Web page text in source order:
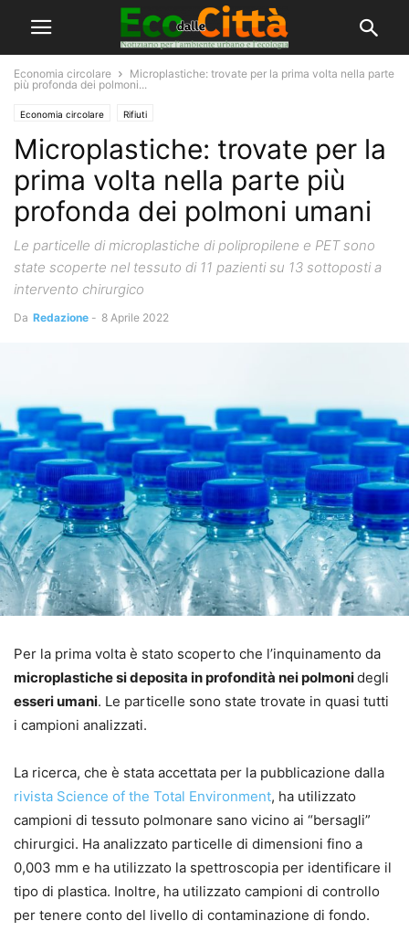
Economia circolare
Microplastiche: trovate per la prima volta nella parte
più profonda dei polmoni...
Economia circolare Rifiuti
Microplastiche: trovate per la
prima volta nella parte più
profonda dei polmoni umani
Le particelle di microplastiche di polipropilene e PET sono
state scoperte nel tessuto di 11 pazienti su 13 sottoposti a
intervento chirurgico
Da Redazione - 8 Aprile 2022
Per la prima volta è stato scoperto che l’inquinamento da
microplastiche si deposita in profondità nei polmonidegli
esseri umani. Le particelle sono state trovate in quasi tutti
i campioni analizzati.
La ricerca, che è stata accettata per la pubblicazione dalla
rivista Science of the Total Environment, ha utilizzato
campioni di tessuto polmonare sano vicino ai “bersagli”
chirurgici. Ha analizzato particelle di dimensioni fino a
0,003 mm e ha utilizzato la spettroscopia per identificare il
tipo di plastica. Inoltre, ha utilizzato campioni di controllo
per tenere conto del livello di contaminazione di fondo.